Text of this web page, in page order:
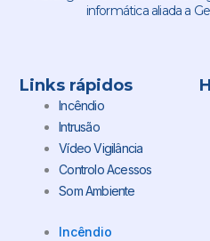
informática aliada a
Links rápidos
Incêndio
Intrusão
Vídeo Vigilância
Controlo Acessos
Som Ambiente
Incêndio